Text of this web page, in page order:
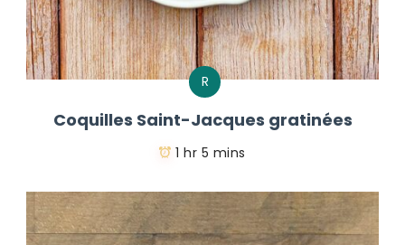
R
Coquilles Saint-Jacques gratinées
1 hr 5 mins